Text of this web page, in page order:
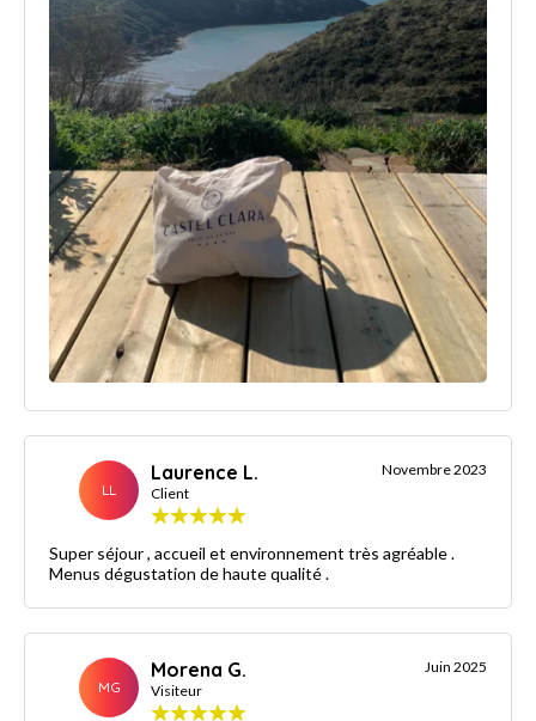
LL
Laurence L.
Client
Novembre 2023
Super séjour , accueil et environnement très agréable .
Menus dégustation de haute qualité .
MG
Morena G.
Visiteur
Juin 2025